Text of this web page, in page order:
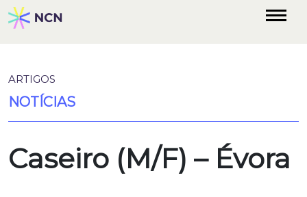
ARTIGOS
NOTÍCIAS
Caseiro (M/F) – Évora